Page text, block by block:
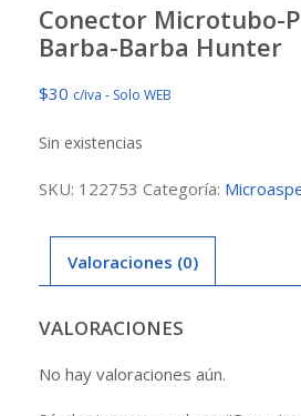
Conector Microtubo-
Barba-Barba Hunter
$30 c/iva - Solo WEB
Sin existencias
SKU: 122753 Categoría:
Valoraciones (0)
VALORACIONES
No hay valoraciones aún.